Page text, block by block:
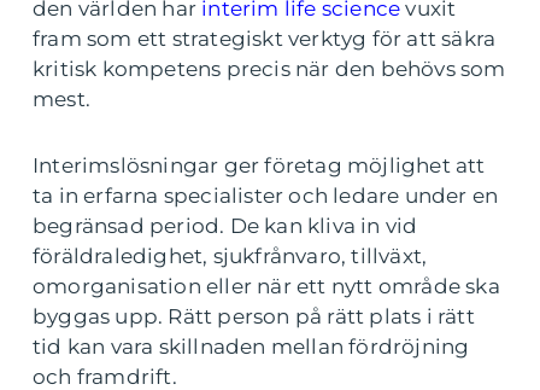
den världen har interim life science vuxit
fram som ett strategiskt verktyg för att säkra
kritisk kompetens precis när den behövs som
mest.
Interimslösningar ger företag möjlighet att
ta in erfarna specialister och ledare under en
begränsad period. De kan kliva in vid
föräldraledighet, sjukfrånvaro, tillväxt,
omorganisation eller när ett nytt område ska
byggas upp. Rätt person på rätt plats i rätt
tid kan vara skillnaden mellan fördröjning
och framdrift.